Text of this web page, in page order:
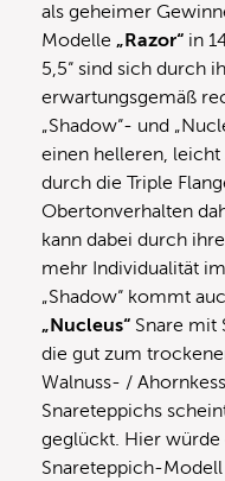
als geheimer
Modelle „Razor“ in
5,5“ sind sich durch
erwartungsgemäß
„Shadow“- und
einen helleren, leicht
durch die Triple
Obertonverhalten
kann dabei durch
mehr Individualität
„Shadow“ kommt
„Nucleus“ Snare mit
die gut zum
Walnuss- /
Snareteppichs
geglückt. Hier würde
Snareteppich-